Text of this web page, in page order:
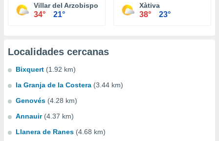
Villar del Arzobispo
34° 21°
Xàtiva
38° 23°
Localidades cercanas
Bixquert (1.92 km)
la Granja de la Costera (3.44 km)
Genovés (4.28 km)
Annauir (4.37 km)
Llanera de Ranes (4.68 km)